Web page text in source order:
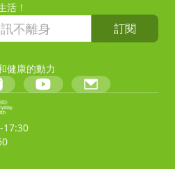
活！
訂閱
健康的動力
17:30